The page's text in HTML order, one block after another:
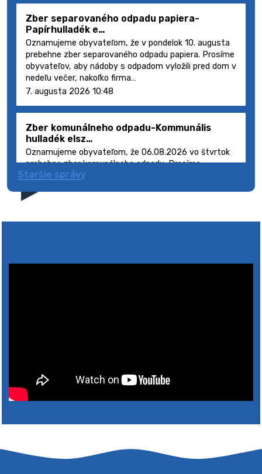
Zber separovaného odpadu papiera-
Papírhulladék e…
Oznamujeme obyvateľom, že v pondelok 10. augusta
prebehne zber separovaného odpadu papiera. Prosíme
obyvateľov, aby nádoby s odpadom vyložili pred dom v
nedeľu večer, nakoľko firma…
7. augusta 2026 10:48
Zber komunálneho odpadu-Kommunális
hulladék elsz…
Oznamujeme obyvateľom, že 06.08.2026 vo štvrtok
prebehne zber komunálneho odpadu. Prosíme
obyvateľov, aby smetné nádoby s odpadom vyložili
5. augusta 2026 08:41
Staršie správy